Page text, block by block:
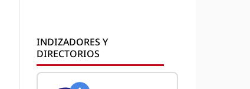
INDIZADORES Y
DIRECTORIOS